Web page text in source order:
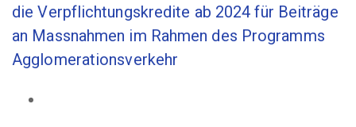
die Verpflichtungskredite ab 2024 für Beiträge
an Massnahmen im Rahmen des Programms
Agglomerationsverkehr